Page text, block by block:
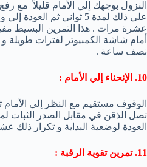
النزول بوجهك إلي الأمام قليلاً مع
علي ذلك لمدة 5 ثواني ثم
عشرة مرات . هذا التمرين البسيط
أمام شاشة الكمبيوتر لفترات طويلة
نصف ساعة .
10. الإنحناء إلي الأمام :
الوقوف مستقيم مع النظر إلي
تصل الذقن في مقابل الصدر الثبات
العودة لوضعية البداية و تكرار ذلك
11. تمرين تقوية الرقبة :